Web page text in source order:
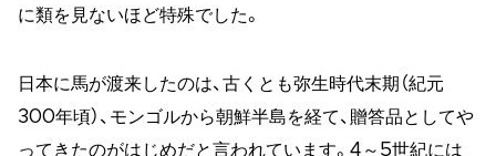
に類を見ないほど特殊でした。
日本に馬が渡来したのは、古くとも弥生時代末期（紀元
300年頃）、モンゴルから朝鮮半島を経て、贈答品としてや
ってきたのがはじめだと言われています。4～5世紀には